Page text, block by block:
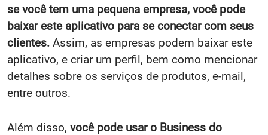
se você tem uma pequena empresa, você pode
baixar este aplicativo para se conectar com seus
clientes. Assim, as empresas podem baixar este
aplicativo, e criar um perfil, bem como mencionar
detalhes sobre os serviços de produtos, e-mail,
entre outros.
Além disso, você pode usar o Business do